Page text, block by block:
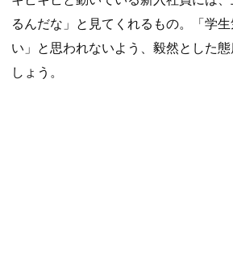
るんだな」と見てくれるもの。「学
い」と思われないよう、毅然とした
しょう。